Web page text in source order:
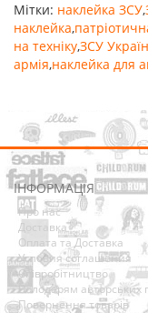
Мітки: наклейка ЗСУ,
наклейка,
на техніку,ЗСУ
армія,наклейка для
ІНФОРМАЦІЯ
Про нас
Доставка
Оплата та Доставка
Условия соглашения
Співробітництво
Володарям авторських
Повернення товарів